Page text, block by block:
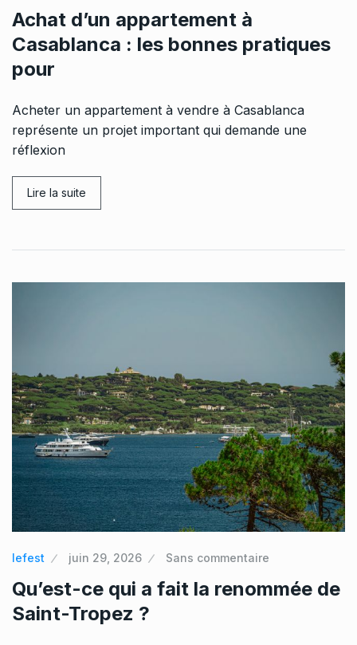
Achat d’un appartement à
Casablanca : les bonnes pratiques
pour
Acheter un appartement à vendre à Casablanca
représente un projet important qui demande une
réflexion
Lire la suite
lefest juin 29, 2026 Sans commentaire
Qu’est-ce qui a fait la renommée de
Saint-Tropez ?